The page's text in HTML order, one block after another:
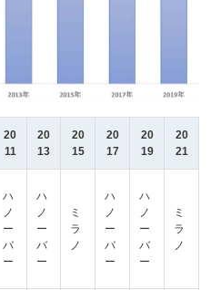
20
11
20
13
20
15
20
17
20
19
20
21
ハ
ノ
ー
バ
ー
ハ
ノ
ー
バ
ー
ミ
ラ
ノ
ハ
ノ
ー
バ
ー
ハ
ノ
ー
バ
ー
ミ
ラ
ノ